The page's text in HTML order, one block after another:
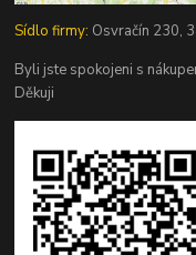
Sídlo firmy: Osvračín 230,
Byli jste spokojeni s
Děkuji